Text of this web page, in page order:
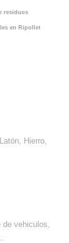
residuos
en Ripollet
Hierro,
de vehiculos,